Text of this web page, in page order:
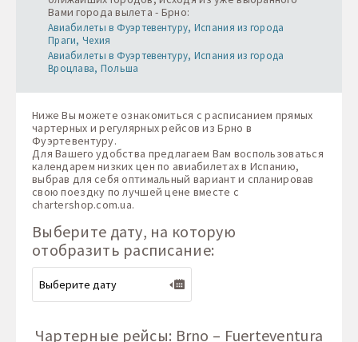
Вами города вылета - Брно:
Авиабилеты в Фуэртевентуру, Испания из города
Праги, Чехия
Авиабилеты в Фуэртевентуру, Испания из города
Вроцлава, Польша
Ниже Вы можете ознакомиться с расписанием прямых
чартерных и регулярных рейсов из Брно в
Фуэртевентуру.
Для Вашего удобства предлагаем Вам воспользоваться
календарем низких цен по авиабилетах в Испанию,
выбрав для себя оптимальный вариант и спланировав
свою поездку по лучшей цене вместе с
chartershop.com.ua.
Выберите дату, на которую
отобразить расписание:
Чартерные рейсы: Brno – Fuerteventura